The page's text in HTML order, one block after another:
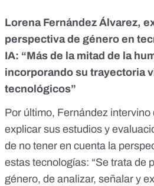
Lorena Fernández Álvarez,
perspectiva de género en
IA: “Más de la mitad de la
incorporando su trayectoria
tecnológicos”
Por último, Fernández intervino
explicar sus estudios y
de no tener en cuenta la
estas tecnologías: “Se trata de
género, de analizar, señalar y